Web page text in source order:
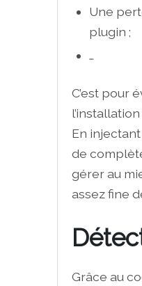
Une
plugin ;
…
C’est pour
En
de
gérer au
assez fine
Grâce au